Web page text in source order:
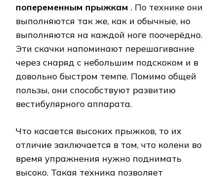
попеременным прыжкам . По технике они
выполняются так же, как и обычные, но
выполняются на каждой ноге поочерёдно.
Эти скачки напоминают перешагивание
через снаряд с небольшим подскоком и в
довольно быстром темпе. Помимо общей
пользы, они способствуют развитию
вестибулярного аппарата.
Что касается высоких прыжков, то их
отличие заключается в том, что колени во
время упражнения нужно поднимать
высоко. Такая техника позволяет